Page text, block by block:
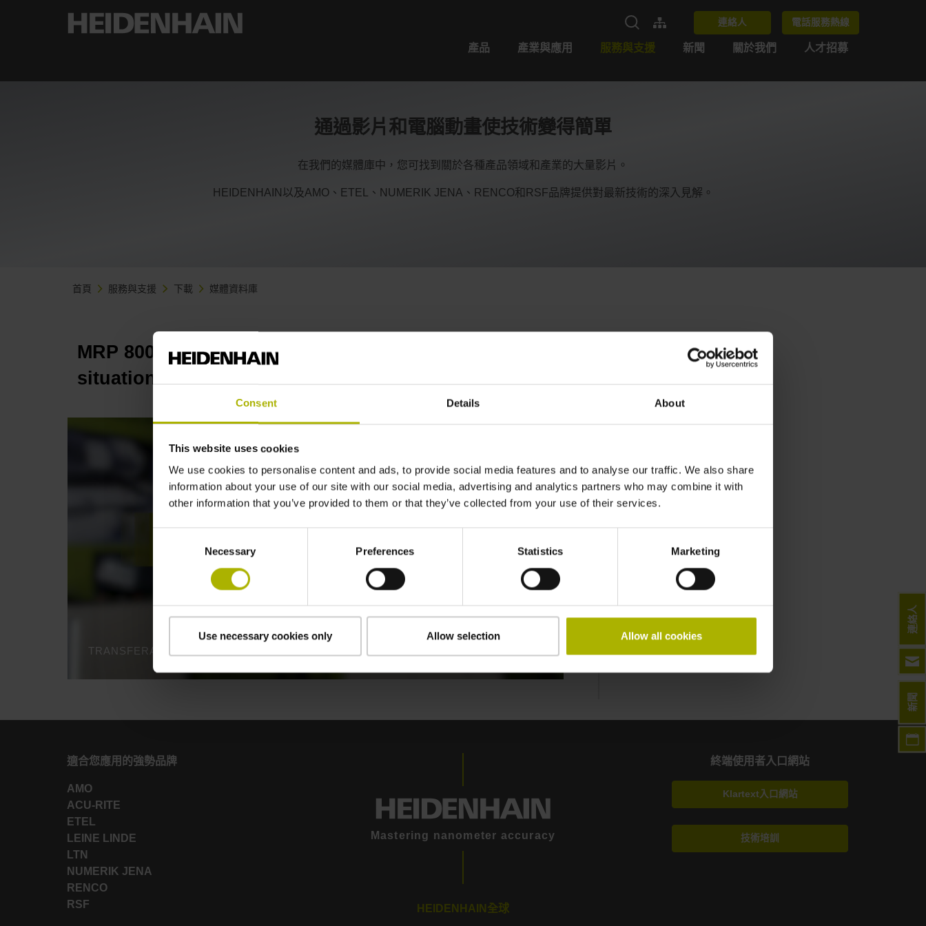
Consent Details About
This website uses cookies
We use cookies to personalise content and ads, to provide social media features and to analyse our traffic. We also share
information about your use of our site with our social media, advertising and analytics partners who may combine it with
other information that you’ve provided to them or that they’ve collected from your use of their services.
Necessary Preferences Statistics Marketing
Use necessary cookies only Allow selection Allow all cookies
連絡人 電話服務熱線
產品 產業與應用 服務與支援 新聞 關於我們 人才招募
通過影片和電腦動畫使技術變得簡單
在我們的媒體庫中，您可找到關於各種產品領域和產業的大量影片。
HEIDENHAIN以及AMO、ETEL、NUMERIK JENA、RENCO和RSF品牌提供對最新技術的深入見解。
首頁 服務與支援 下載 媒體資料庫
MRP 8000: specified accuracy in any mounting
situation | HEIDENHAIN
TRANSFERABLE ACCURACY
適合您應用的強勢品牌
AMO
ACU-RITE
ETEL
LEINE LINDE
LTN
NUMERIK JENA
RENCO
RSF
Mastering nanometer accuracy
HEIDENHAIN全球
終端使用者入口網站
Klartext入口網站
技術培訓
新聞
連絡人